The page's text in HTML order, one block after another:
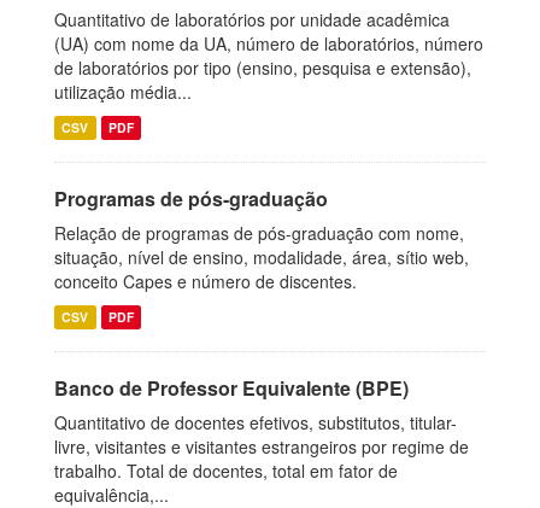
Quantitativo de laboratórios por unidade acadêmica
(UA) com nome da UA, número de laboratórios, número
de laboratórios por tipo (ensino, pesquisa e extensão),
utilização média...
CSV PDF
Programas de pós-graduação
Relação de programas de pós-graduação com nome,
situação, nível de ensino, modalidade, área, sítio web,
conceito Capes e número de discentes.
CSV PDF
Banco de Professor Equivalente (BPE)
Quantitativo de docentes efetivos, substitutos, titular-
livre, visitantes e visitantes estrangeiros por regime de
trabalho. Total de docentes, total em fator de
equivalência,...